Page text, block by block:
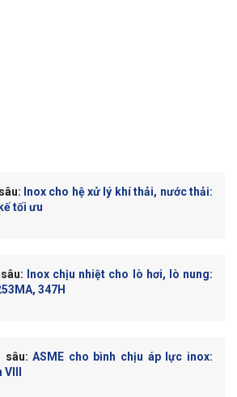
Inox cho hệ xử lý khí thải, nước thải:
tối ưu
Inox chịu nhiệt cho lò hơi, lò nung:
347H
sâu: ASME cho bình chịu áp lực inox: